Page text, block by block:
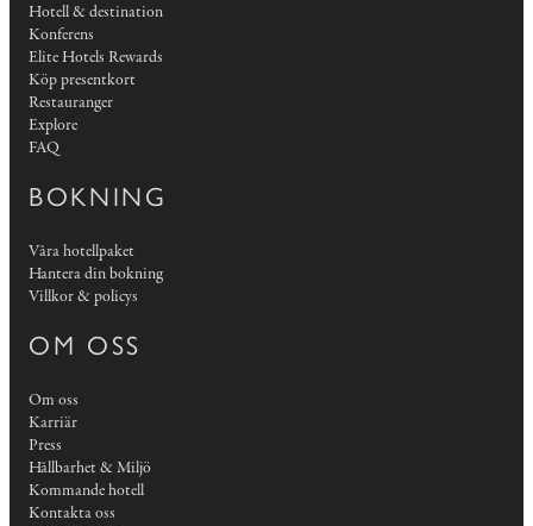
Hotell & destination
Konferens
Elite Hotels Rewards
Köp presentkort
Restauranger
Explore
FAQ
BOKNING
Våra hotellpaket
Hantera din bokning
Villkor & policys
OM OSS
Om oss
Karriär
Press
Hållbarhet & Miljö
Kommande hotell
Kontakta oss